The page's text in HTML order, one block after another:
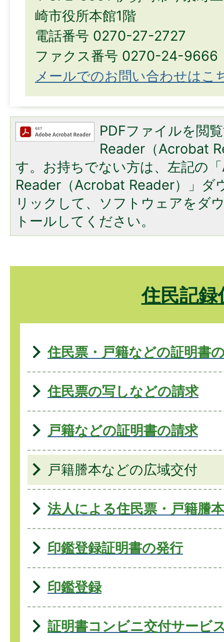
崎市役所本館1階
電話番号 0270-27-2727
ファクス番号 0270-24-9666
メールでのお問い合わせはこ
PDFファイルを閲
Reader（Acrobat
す。お持ちでない方は、左記の
Reader（Acrobat Reader）」ダ
リックして、ソフトウェアをダ
トールしてください。
住民記録
住民票・戸籍などの証明書
住民票の写しなどの請求
戸籍などの証明書の請求
戸籍謄本などの広域交付
法人による住民票・戸籍謄
印鑑登録証明書の発行
印鑑登録
証明書コンビニ交付サービ